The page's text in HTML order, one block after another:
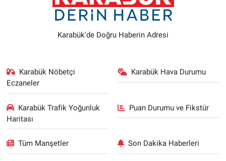
Karabük'de Doğru Haberin Adresi
Karabük Nöbetçi
Eczaneler
Karabük Hava Durumu
Karabük Trafik Yoğunluk
Haritası
Puan Durumu ve Fikstür
Tüm Manşetler Son Dakika Haberleri